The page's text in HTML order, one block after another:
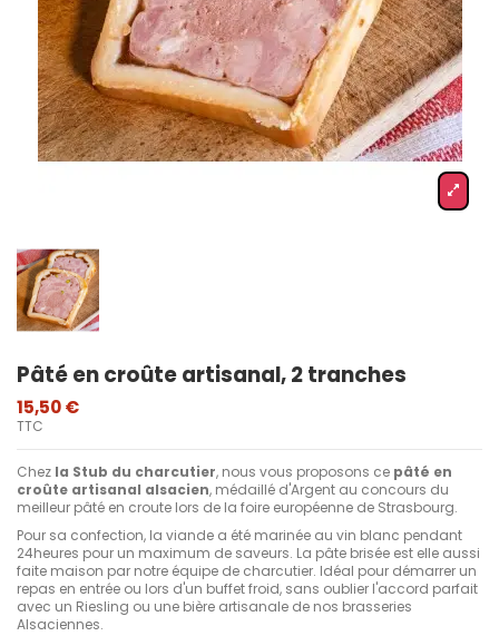
Pâté en croûte artisanal, 2 tranches
15,50 €
TTC
Chez la Stub du charcutier, nous vous proposons ce pâté en
croûte artisanal alsacien, médaillé d'Argent au concours du
meilleur pâté en croute lors de la foire européenne de Strasbourg.
Pour sa confection, la viande a été marinée au vin blanc pendant
24heures pour un maximum de saveurs. La pâte brisée est elle aussi
faite maison par notre équipe de charcutier. Idéal pour démarrer un
repas en entrée ou lors d'un buffet froid, sans oublier l'accord parfait
avec un Riesling ou une bière artisanale de nos brasseries
Alsaciennes.